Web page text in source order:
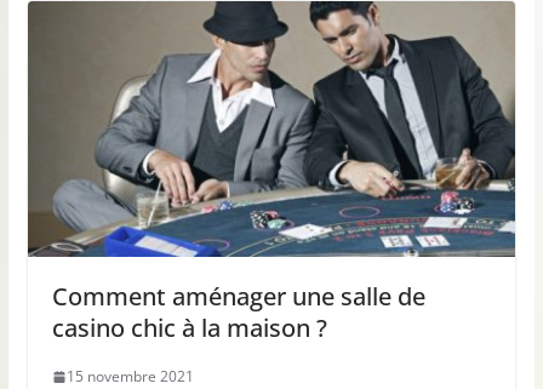
Comment aménager une salle de
casino chic à la maison ?
15 novembre 2021